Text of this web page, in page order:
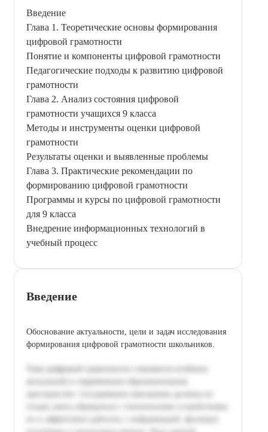
Введение
Глава 1. Теоретические основы формирования
цифровой грамотности
Понятие и компоненты цифровой грамотности
Педагогические подходы к развитию цифровой
грамотности
Глава 2. Анализ состояния цифровой
грамотности учащихся 9 класса
Методы и инструменты оценки цифровой
грамотности
Результаты оценки и выявленные проблемы
Глава 3. Практические рекомендации по
формированию цифровой грамотности
Программы и курсы по цифровой грамотности
для 9 класса
Внедрение информационных технологий в
учебный процесс
Введение
Обоснование актуальности, цели и задач исследования
формирования цифровой грамотности школьников.